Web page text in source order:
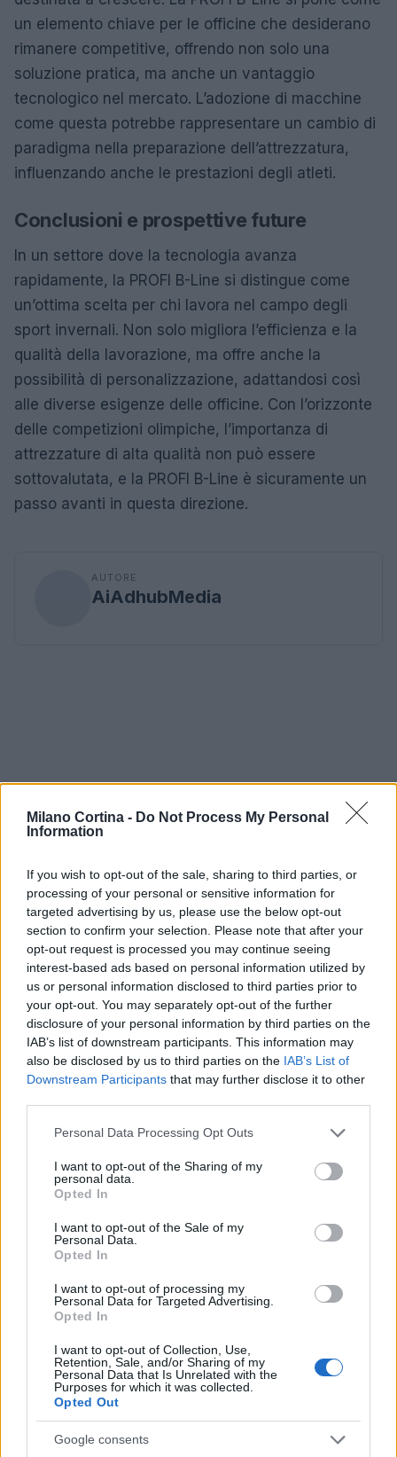
Milano Cortina - Do Not Process My Personal
Information
If you wish to opt-out of the sale, sharing to third parties, or
processing of your personal or sensitive information for
targeted advertising by us, please use the below opt-out
section to confirm your selection. Please note that after your
opt-out request is processed you may continue seeing
interest-based ads based on personal information utilized by
us or personal information disclosed to third parties prior to
your opt-out. You may separately opt-out of the further
disclosure of your personal information by third parties on the
IAB’s list of downstream participants. This information may
also be disclosed by us to third parties on the IAB’s List of
Downstream Participants that may further disclose it to other
Please note that this website/app uses one or more Google
not limited to your visit or usage behaviour. You may click to
grant or deny consent to Google and its third-party tags to
use your data for below specified purposes in below Google
consent section.
Personal Data Processing Opt Outs
I want to opt-out of the Sharing of my
personal data.
Opted In
I want to opt-out of the Sale of my
Personal Data.
Opted In
I want to opt-out of processing my
Personal Data for Targeted Advertising.
Opted In
I want to opt-out of Collection, Use,
Retention, Sale, and/or Sharing of my
Personal Data that Is Unrelated with the
Purposes for which it was collected.
Opted Out
Google consents
un elemento chiave per le officine che desiderano
rimanere competitive, offrendo non solo una
soluzione pratica, ma anche un vantaggio
tecnologico nel mercato. L’adozione di macchine
come questa potrebbe rappresentare un cambio di
paradigma nella preparazione dell’attrezzatura,
influenzando anche le prestazioni degli atleti.
Conclusioni e prospettive future
In un settore dove la tecnologia avanza
rapidamente, la PROFI B-Line si distingue come
un’ottima scelta per chi lavora nel campo degli
sport invernali. Non solo migliora l’efficienza e la
qualità della lavorazione, ma offre anche la
possibilità di personalizzazione, adattandosi così
alle diverse esigenze delle officine. Con l’orizzonte
delle competizioni olimpiche, l’importanza di
attrezzature di alta qualità non può essere
sottovalutata, e la PROFI B-Line è sicuramente un
passo avanti in questa direzione.
AUTORE
AiAdhubMedia
Continua a leggere
Valanghe: riconoscere i tipi, leggere i segnali e
ridurre il rischio
Beatrice Beretta · 8 Ago 2026
NEVE ESTREMA